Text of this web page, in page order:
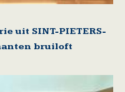
uit SINT-PIETERS-
bruiloft